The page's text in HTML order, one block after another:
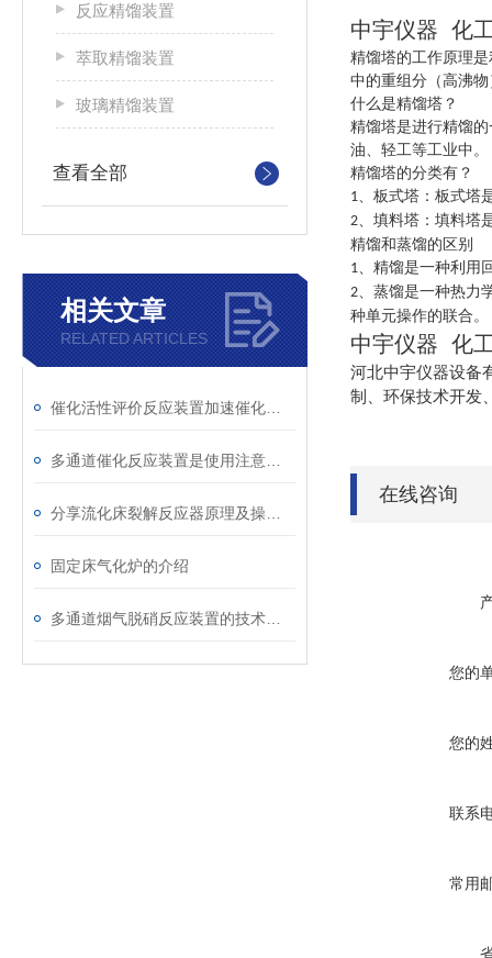
反应精馏装置
萃取精馏装置
玻璃精馏装置
查看全部
相关文章
RELATED ARTICLES
固定床气化炉的介绍
中宇仪器 化
精馏塔的工作原理
中的重组分（高沸
什么是精馏塔？
精馏塔是进行精馏
油、轻工等工业中。
精馏塔的分类有？
1、板式塔：板式塔
2、填料塔：填料塔
精馏和蒸馏的区别
1、精馏是一种利用
2、蒸馏是一种热力
种单元操作的联合。
中宇仪器 化
河北中宇仪器设备
制、环保技术开发
在线咨询
您的
您的
联系
常用